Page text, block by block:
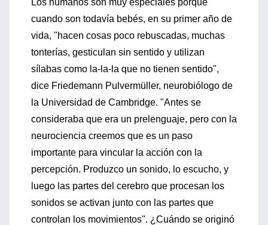
Los humanos son muy especiales porque
cuando son todavía bebés, en su primer año de
vida, "hacen cosas poco rebuscadas, muchas
tonterías, gesticulan sin sentido y utilizan
sílabas como la-la-la que no tienen sentido",
dice Friedemann Pulvermüller, neurobiólogo de
la Universidad de Cambridge. "Antes se
consideraba que era un prelenguaje, pero con la
neurociencia creemos que es un paso
importante para vincular la acción con la
percepción. Produzco un sonido, lo escucho, y
luego las partes del cerebro que procesan los
sonidos se activan junto con las partes que
controlan los movimientos". ¿Cuándo se originó